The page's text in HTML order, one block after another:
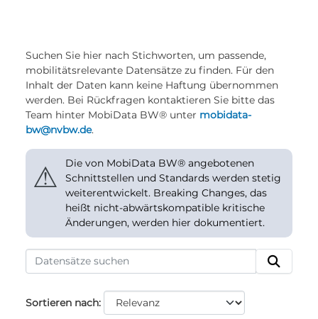
Suchen Sie hier nach Stichworten, um passende,
mobilitätsrelevante Datensätze zu finden. Für den
Inhalt der Daten kann keine Haftung übernommen
werden. Bei Rückfragen kontaktieren Sie bitte das
Team hinter MobiData BW® unter mobidata-
bw@nvbw.de.
⚠
Die von MobiData BW® angebotenen
Schnittstellen und Standards werden stetig
weiterentwickelt. Breaking Changes, das
heißt nicht-abwärtskompatible kritische
Änderungen, werden hier dokumentiert.
Sortieren nach